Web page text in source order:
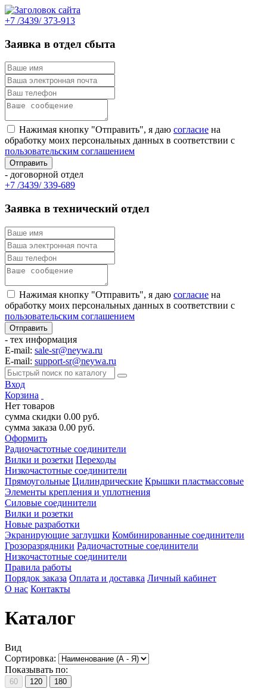
+7 /3439/ 373-913
Заявка в отдел сбыта
Нажимая кнопку "Отправить", я даю согласие на
обработку моих персональных данных в соответствии с
пользовательским соглашением
- договорной отдел
+7 /3439/ 339-689
Заявка в технический отдел
Нажимая кнопку "Отправить", я даю согласие на
обработку моих персональных данных в соответствии с
пользовательским соглашением
- тех информация
E-mail: sale-sr@neywa.ru
E-mail: support-sr@neywa.ru
Вход
Корзина
Нет товаров
сумма скидки 0.00 руб.
сумма заказа 0.00 руб.
Оформить
Радиочастотные соединители
Вилки и розетки Переходы
Низкочастотные соединители
Прямоугольные Цилиндрические Крышки пластмассовые
Элементы крепления и уплотнения
Силовые соединители
Вилки и розетки
Новые разработки
Экранирующие заглушки Комбинированные соединители
Грозоразрядники Радиочастотные соединители
Низкочастотные соединители
Правила работы
Порядок заказа Оплата и доставка Личный кабинет
О нас Контакты
Каталог
Вид
Сортировка:
Показывать по:
60 120 180